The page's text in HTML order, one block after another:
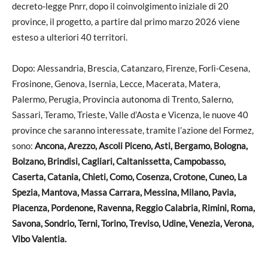
decreto-legge Pnrr, dopo il coinvolgimento iniziale di 20
province, il progetto, a partire dal primo marzo 2026 viene
esteso a ulteriori 40 territori.
Dopo: Alessandria, Brescia, Catanzaro, Firenze, Forlì-Cesena,
Frosinone, Genova, Isernia, Lecce, Macerata, Matera,
Palermo, Perugia, Provincia autonoma di Trento, Salerno,
Sassari, Teramo, Trieste, Valle d’Aosta e Vicenza, le nuove 40
province che saranno interessate, tramite l’azione del Formez,
sono: Ancona, Arezzo, Ascoli Piceno, Asti, Bergamo, Bologna,
Bolzano, Brindisi, Cagliari, Caltanissetta, Campobasso,
Caserta, Catania, Chieti, Como, Cosenza, Crotone, Cuneo, La
Spezia, Mantova, Massa Carrara, Messina, Milano, Pavia,
Piacenza, Pordenone, Ravenna, Reggio Calabria, Rimini, Roma,
Savona, Sondrio, Terni, Torino, Treviso, Udine, Venezia, Verona,
Vibo Valentia.